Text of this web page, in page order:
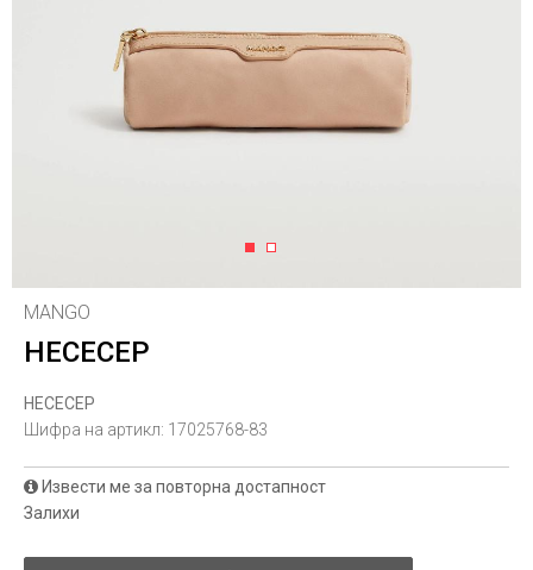
1 2
MANGO
НЕСЕСЕР
НЕСЕСЕР
Шифра на артикл: 17025768-83
Извести ме за повторна достапност
Залихи